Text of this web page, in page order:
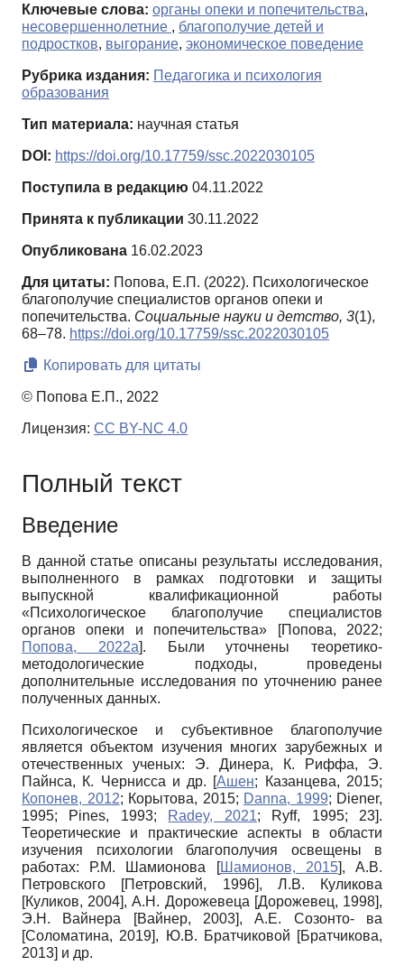
Ключевые слова: органы опеки и попечительства,
несовершеннолетние , благополучие детей и
подростков, выгорание, экономическое поведение
Рубрика издания: Педагогика и психология
образования
Тип материала: научная статья
DOI: https://doi.org/10.17759/ssc.2022030105
Поступила в редакцию 04.11.2022
Принята к публикации 30.11.2022
Опубликована 16.02.2023
Для цитаты: Попова, Е.П. (2022). Психологическое
благополучие специалистов органов опеки и
попечительства. Социальные науки и детство, 3(1),
68–78. https://doi.org/10.17759/ssc.2022030105
Копировать для цитаты
© Попова Е.П., 2022
Лицензия: CC BY-NC 4.0
Полный текст
Введение
В данной статье описаны результаты исследования,
выполненного в рамках подготовки и защиты
выпускной квалификационной работы
«Психологическое благополучие специалистов
органов опеки и попечительства»
[Попова, 2022;
Попова, 2022а]. Были уточнены теоретико-
методологические подходы, проведены
дополнительные исследования по уточнению ранее
полученных данных.
Психологическое и субъективное благополучие
является объектом изучения многих зарубежных и
отечественных ученых: Э. Динера, К. Риффа, Э.
Пайнса, К. Чернисса и др. [Ашен; Казанцева, 2015;
Копонев, 2012; Корытова, 2015; Danna, 1999; Diener,
1995; Pines, 1993; Radey, 2021; Ryff, 1995; 23].
Теоретические и практические аспекты в области
изучения психологии благополучия освещены в
работах: Р.М. Шамионова
[Шамионов, 2015], А.В.
Петровского
[Петровский, 1996], Л.В. Куликова
[Куликов, 2004], А.Н. Дорожевеца [Дорожевец, 1998],
Э.Н. Вайнера
[Вайнер, 2003], А.Е. Созонто- ва
[Соломатина, 2019], Ю.В. Братчиковой [Братчикова,
2013] и др.